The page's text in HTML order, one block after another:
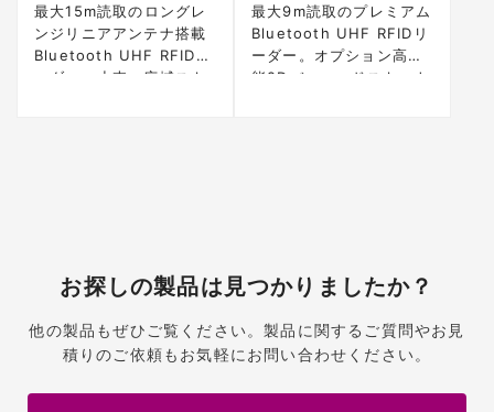
最大15m読取のロングレ
ンジリニアアンテナ搭載
Bluetooth UHF RFIDリ
ーダー。小売・広域スキ
最大9m読取のプレミアム
Bluetooth UHF RFIDリ
ーダー。オプション高性
能2Dバーコードスキャナ
お探しの製品は見つかりましたか？
他の製品もぜひご覧ください。製品に関するご質問やお見
積りのご依頼もお気軽にお問い合わせください。